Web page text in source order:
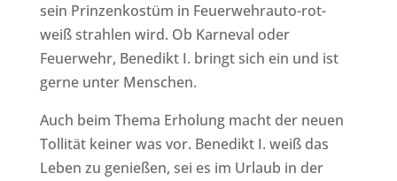
sein Prinzenkostüm in Feuerwehrauto-rot-
weiß strahlen wird. Ob Karneval oder
Feuerwehr, Benedikt I. bringt sich ein und ist
gerne unter Menschen.
Auch beim Thema Erholung macht der neuen
Tollität keiner was vor. Benedikt I. weiß das
Leben zu genießen, sei es im Urlaub in der